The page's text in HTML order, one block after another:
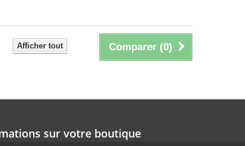
Comparer (0)
Afficher tout
sur votre boutique